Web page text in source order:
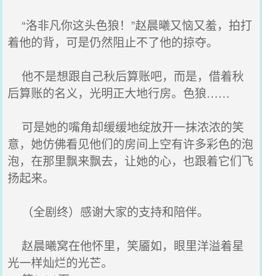
“洛非凡你这头色狼！”赵晨曦又恼又羞，拍打
着他的背，可是仍然阻止不了他的掠夺。
他不是想跟自己秋后算账吧，而是，借着秋
后算账的名义，光明正大地行房。色狼……
可是她的嘴角却缓缓地绽放开一抹浓浓的笑
意，她仿佛看见他们的房间上空有许多彩色的泡
泡，在那里飘来飘去，让她的心，也跟着它们飞
扬起来。
（全剧终）感谢大家的支持和陪伴。
赵晨曦窝在他怀里，笑靥如，眼里洋溢着星
光一样灿烂的光芒。